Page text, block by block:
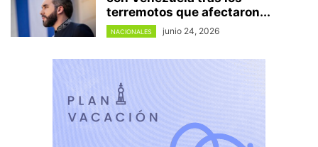
terremotos que afectaron...
NACIONALES junio 24, 2026